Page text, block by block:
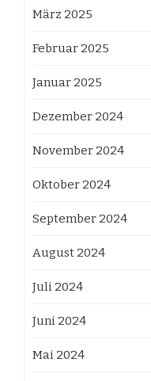
März 2025
Februar 2025
Januar 2025
Dezember 2024
November 2024
Oktober 2024
September 2024
August 2024
Juli 2024
Juni 2024
Mai 2024